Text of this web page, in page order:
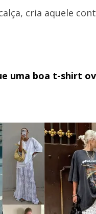
cria aquele
uma boa t-shirt